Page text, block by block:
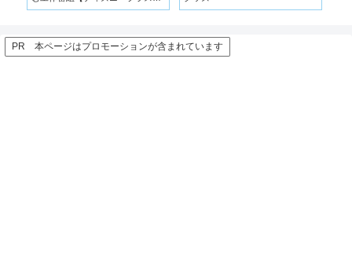
PR 本ページはプロモーションが含まれています